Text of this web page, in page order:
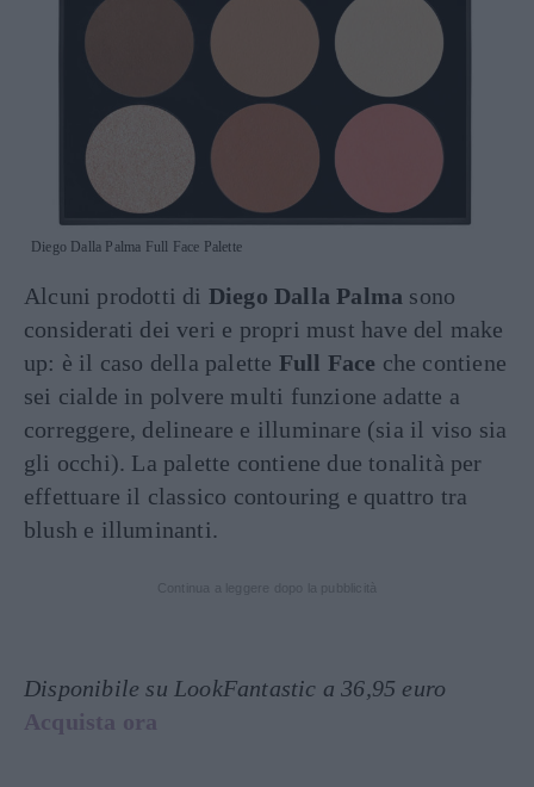
Diego Dalla Palma Full Face Palette
Alcuni prodotti di Diego Dalla Palma sono
considerati dei veri e propri must have del make
up: è il caso della palette Full Face che contiene
sei cialde in polvere multi funzione adatte a
correggere, delineare e illuminare (sia il viso sia
gli occhi). La palette contiene due tonalità per
effettuare il classico contouring e quattro tra
blush e illuminanti.
Disponibile su LookFantastic a 36,95 euro
Acquista ora